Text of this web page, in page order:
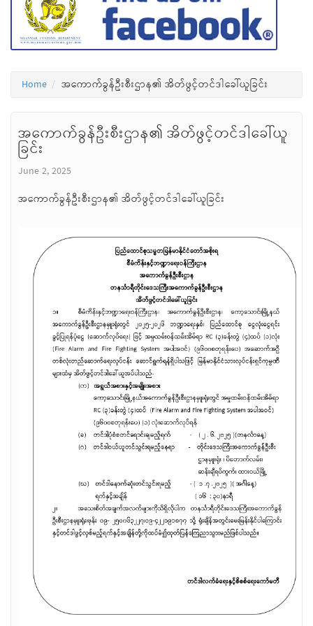
Home အကောက်ခွန်ဦးစီးဌာန၏ အိတ်ဖွင့်တင်ဒါခေါ်ယူခြင်း
အကောက်ခွန်ဦးစီးဌာန၏ အိတ်ဖွင့်တင်ဒါခေါ်ယူ
ခြင်း
June 2, 2025
အကောက်ခွန်ဦးစီးဌာန၏ အိတ်ဖွင့်တင်ဒါခေါ်ယူခြင်း